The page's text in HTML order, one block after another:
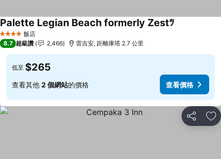
4 星級 飯店
Palette Legian Beach formerly Zestﾂ
8.7 超級讚 2,466 雷吉安, 距離庫塔 2.7 公里
低至 $265
查看其他 2 個網站的價格 查看價格
分享 加